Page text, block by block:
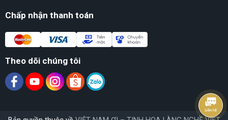
Chấp nhận thanh toán
Theo dõi chúng tôi